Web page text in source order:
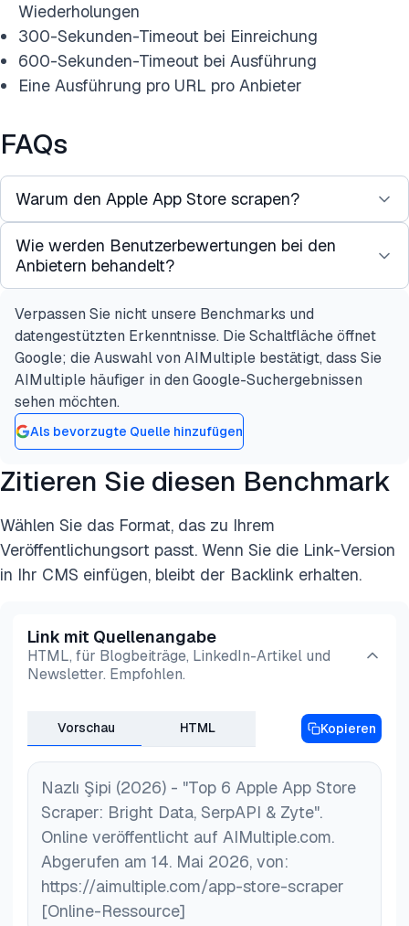
Wiederholungen
300-Sekunden-Timeout bei Einreichung
600-Sekunden-Timeout bei Ausführung
Eine Ausführung pro URL pro Anbieter
FAQs
Warum den Apple App Store scrapen?
Der Apple App Store enthält detaillierte
Informationen zu Millionen von Apps, einschließlich
Versionshistorie, In-App-Käufe und Screenshots.
Das Scraping dieser Daten verwandelt einen
statischen Katalog in eine lebendige Quelle für
Marktintelligenz. Häufige Anwendungsfälle
umfassen App Store Optimization (ASO),
Wettbewerbsüberwachung, Markt- und
Trendforschung, Bewertungs- und Sentiment-
Analyse, Investor-Forschung durch
Bewertungszahlen und Bewertungs-
Geschwindigkeit sowie die programmatische
Verfolgung der eigenen App-Leistung. Dies im
für diesen Zweck existieren.
Wie werden Benutzerbewertungen bei den
Anbietern behandelt?
Die Bewertungsunterstützung variiert stark je
nach Anbieter. Bright Data hat einen dedizierten
Apple App Store Reviews, Collect by URL -
Datensatz, der Benutzerbewertungen zurückgibt
und für Sentiment-Analyse und
Bewertungsverfolgung entwickelt wurde. SerpApi
(engine=apple_reviews) an, die strukturierte
Filterung nach Bewertung oder Land zurückgibt.
Decodo, Oxylabs, Nimble und Zyte haben keinen
dedizierten Bewertungs-Endpunkt, aber der
dennoch über ihre allgemeinen Scraping-APIs
gescraped und manuell mit CSS-Selektoren
analysiert werden. Wenn Bewertungen für Ihren
Anwendungsfall zentral sind, sind Bright Data und
SerpApi die direktesten Optionen.
Verpassen Sie nicht unsere Benchmarks und
datengestützten Erkenntnisse. Die Schaltfläche öffnet
Google; die Auswahl von AIMultiple bestätigt, dass Sie
AIMultiple häufiger in den Google-Suchergebnissen
sehen möchten.
Als bevorzugte Quelle hinzufügen
Zitieren Sie diesen Benchmark
Wählen Sie das Format, das zu Ihrem
Veröffentlichungsort passt. Wenn Sie die Link-Version
in Ihr CMS einfügen, bleibt der Backlink erhalten.
Link mit Quellenangabe
HTML, für Blogbeiträge, LinkedIn-Artikel und
Newsletter. Empfohlen.
Vorschau HTML Kopieren
Nazlı Şipi (2026) - "Top 6 Apple App Store
Scraper: Bright Data, SerpAPI & Zyte".
Online veröffentlicht auf AIMultiple.com.
Abgerufen am 14. Mai 2026, von:
https://aimultiple.com/app-store-scraper
[Online-Ressource]